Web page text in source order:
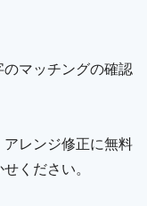
マッチングの確認
レンジ修正に無料
ください。